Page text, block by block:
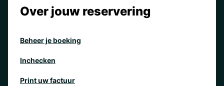
Over jouw reservering
Beheer je boeking
Inchecken
Print uw factuur